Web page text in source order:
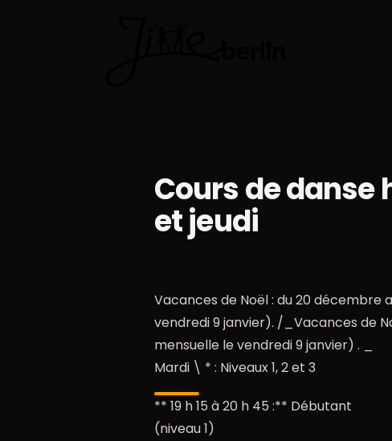
Cours de
et jeudi
Vacances de Noël : du 20 décembre
vendredi 9 janvier). /_Vacances de
mensuelle le vendredi 9 janvier) . _
Mardi \ * : Niveaux 1, 2 et 3
** 19 h 15 à 20 h 45 :** Débutant
(niveau 1)